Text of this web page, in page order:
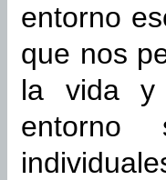
entorno
que nos
la vida y
entorno